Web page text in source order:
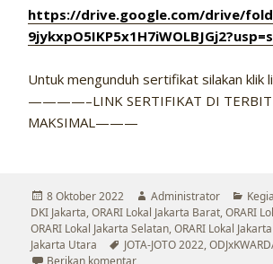
https://drive.google.com/drive/
Untuk mengunduh sertifikat silakan klik
————–LINK SERTIFIKAT DI
MAKSIMAL———
Diposkan
pada
8 Oktober 2022 Penulis
Administrator
DKI Jakarta,ORARI Lokal Jakarta Barat,ORARI
ORARI Lokal Jakarta Selatan,ORARI Lokal
Jakarta Utara
Tag
JOTA-JOTO 2022,
untuk BIMBINGAN PRA